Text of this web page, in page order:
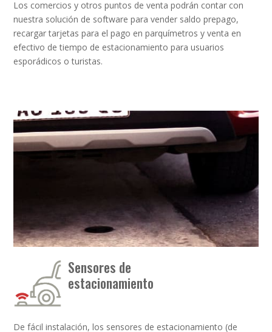
Los comercios y otros puntos de venta podrán contar con
nuestra solución de software para vender saldo prepago,
recargar tarjetas para el pago en parquímetros y venta en
efectivo de tiempo de estacionamiento para usuarios
esporádicos o turistas.
Sensores de
estacionamiento
De fácil instalación, los sensores de estacionamiento (de